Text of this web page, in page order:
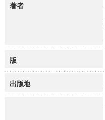
著者
版
出版地